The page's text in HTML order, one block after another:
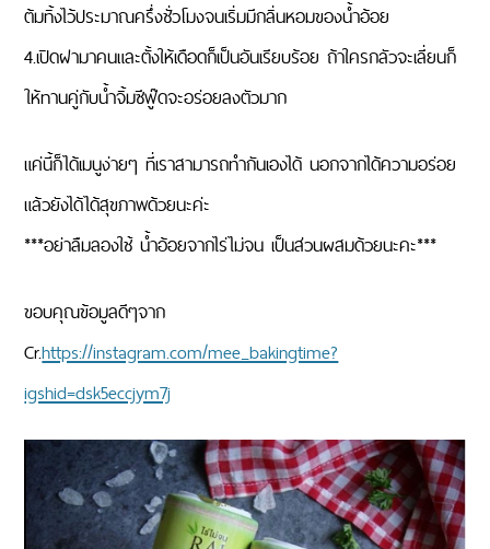
ต้มทิ้งไว้ประมาณครึ่งชั่วโมงจนเริ่มมีกลิ่นหอมของน้ำอ้อย
4.เปิดฝามาคนและตั้งให้เดือดก็เป็นอันเรียบร้อย ถ้าใครกลัวจะเลี่ยนก็
ให้ทานคู่กับน้ำจิ้มซีฟู๊ดจะอร่อยลงตัวมาก
แค่นี้ก็ได้เมนูง่ายๆ ที่เราสามารถทำกันเองได้ นอกจากได้ความอร่อย
แล้วยังได้ได้สุขภาพด้วยนะค่ะ
***อย่าลืมลองใช้ น้ำอ้อยจากไร่ไม่จน เป็นส่วนผสมด้วยนะคะ***
ขอบคุณข้อมูลดีๆจาก
Cr.https://instagram.com/mee_bakingtime?
igshid=dsk5eccjym7j